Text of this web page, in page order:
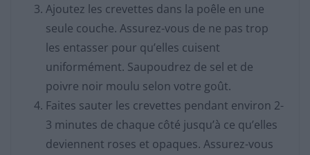
Ajoutez les crevettes dans la poêle en une
seule couche. Assurez-vous de ne pas trop
les entasser pour qu’elles cuisent
uniformément. Saupoudrez de sel et de
poivre noir moulu selon votre goût.
Faites sauter les crevettes pendant environ 2-
3 minutes de chaque côté jusqu’à ce qu’elles
deviennent roses et opaques. Assurez-vous